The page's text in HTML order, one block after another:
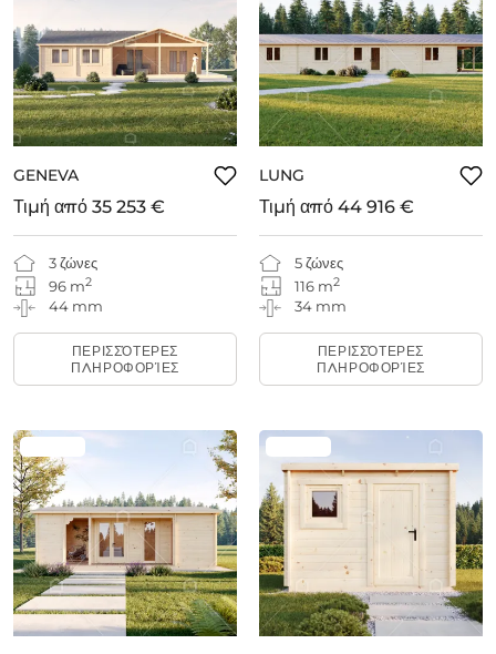
GENEVA
3 ζώνες
96 m2
44 mm
Τιμή από 35 253 €
ΠΕΡΙΣΣΌΤΕΡΕΣ
ΠΛΗΡΟΦΟΡΊΕΣ
LUNG
5 ζώνες
116 m2
34 mm
Τιμή από 44 916 €
ΠΕΡΙΣΣΌΤΕΡΕΣ
ΠΛΗΡΟΦΟΡΊΕΣ